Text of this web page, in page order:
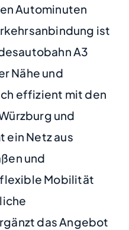
Autominuten
ist
A3
Nähe und
effizient mit den
und
ein Netz aus
und
Mobilität
das Angebot